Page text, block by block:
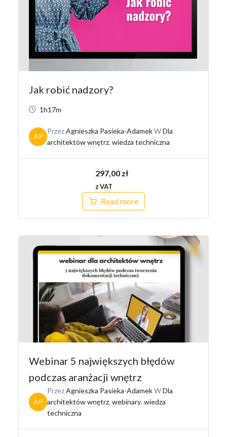
Jak robić nadzory?
1h17m
AP
PrzezAgnieszka Pasieka-AdamekWDla
architektów wnętrz, wiedza techniczna
297,00 zł
z VAT
Read more
Webinar 5 największych błędów
podczas aranżacji wnętrz
AP
PrzezAgnieszka Pasieka-AdamekWDla
architektów wnętrz, webinary, wiedza
techniczna